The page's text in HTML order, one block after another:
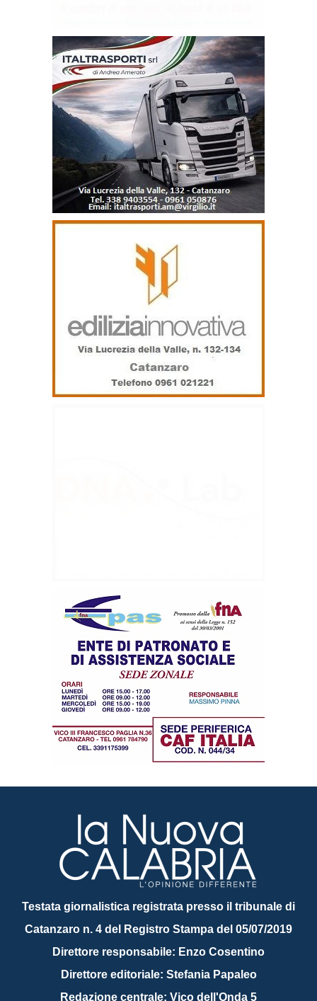
Testata giornalistica registrata presso il tribunale di
Catanzaro n. 4 del Registro Stampa del 05/07/2019
Direttore responsabile: Enzo Cosentino
Direttore editoriale: Stefania Papaleo
Redazione centrale: Vico dell'Onda 5